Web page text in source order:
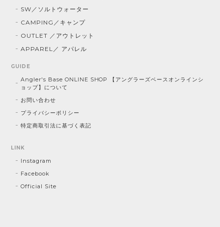
SW／ソルトウォーター
CAMPING／キャンプ
OUTLET ／アウトレット
APPAREL／ アパレル
GUIDE
Angler's Base ONLINE SHOP 【アングラーズベースオンラインシ
ョップ】について
お問い合わせ
プライバシーポリシー
特定商取引法に基づく表記
LINK
Instagram
Facebook
Official Site